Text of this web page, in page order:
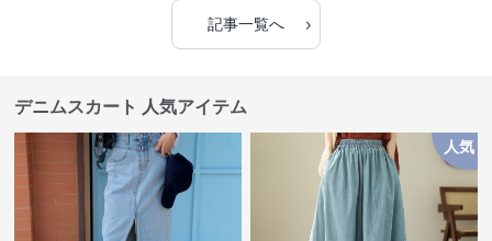
記事一覧へ ›
デニムスカート 人気アイテム
人気